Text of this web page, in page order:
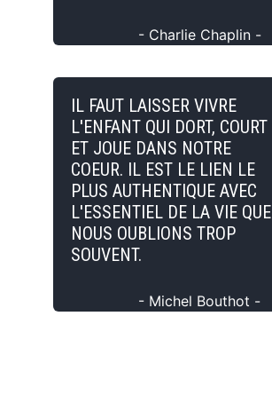
- Charlie Chaplin -
IL FAUT LAISSER VIVRE
L'ENFANT QUI DORT, COURT
ET JOUE DANS NOTRE
COEUR. IL EST LE LIEN LE
PLUS AUTHENTIQUE AVEC
L'ESSENTIEL DE LA VIE QUE
NOUS OUBLIONS TROP
SOUVENT.
- Michel Bouthot -